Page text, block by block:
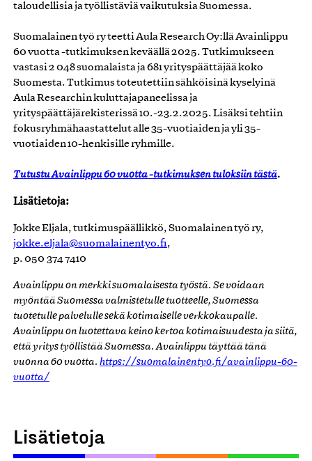
taloudellisia ja työllistäviä vaikutuksia Suomessa.
Suomalainen työ ry teetti Aula Research Oy:llä Avainlippu
60 vuotta -tutkimuksen keväällä 2025. Tutkimukseen
vastasi 2 048 suomalaista ja 681 yrityspäättäjää koko
Suomesta. Tutkimus toteutettiin sähköisinä kyselyinä
Aula Researchin kuluttajapaneelissa ja
yrityspäättäjärekisterissä 10.-23.2.2025. Lisäksi tehtiin
fokusryhmähaastattelut alle 35-vuotiaiden ja yli 35-
vuotiaiden 10-henkisille ryhmille.
Tutustu Avainlippu 60 vuotta -tutkimuksen tuloksiin tästä.
Lisätietoja:
Jokke Eljala, tutkimuspäällikkö, Suomalainen työ ry,
jokke.eljala@suomalainentyo.fi,
p. 050 374 7410
Avainlippu on merkki suomalaisesta työstä. Se voidaan
myöntää Suomessa valmistetulle tuotteelle, Suomessa
tuotetulle palvelulle sekä kotimaiselle verkkokaupalle.
Avainlippu on luotettava keino kertoa kotimaisuudesta ja siitä,
että yritys työllistää Suomessa. Avainlippu täyttää tänä
vuonna 60 vuotta. https://suomalainentyo.fi/avainlippu-60-
vuotta/
Lisätietoja